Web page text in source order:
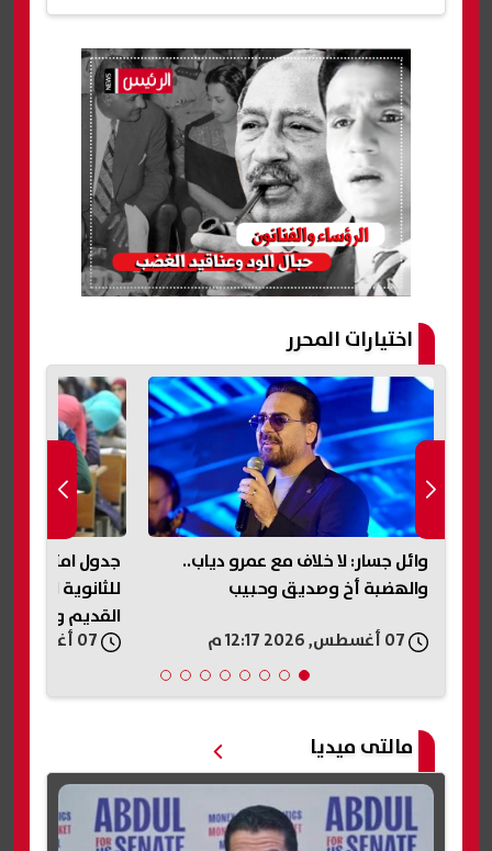
اختيارات المحرر
جدول امتحانات الدور الثاني 2026
للثانوية العامة.. مواعيد النظامين
وزير التربية
مؤتمر رؤساء
للسلام
مالتى ميديا